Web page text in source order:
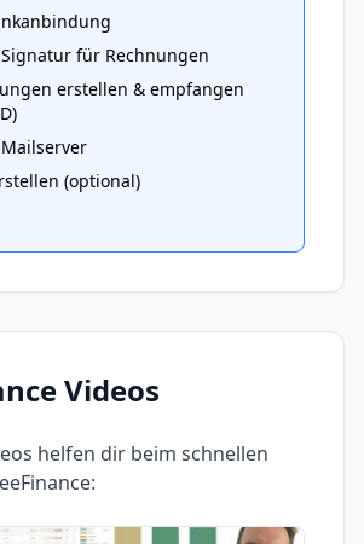
für Rechnungen
erstellen & empfangen
(optional)
Videos
helfen dir beim schnellen
: